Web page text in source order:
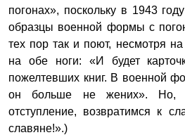
погонах», поскольку в 1943
образцы военной формы с
тех пор так и поют, несмотря
на обе ноги: «И будет
пожелтевших книг. В военной
он больше не жених». Но,
отступление, возвратимся к
славяне!».)